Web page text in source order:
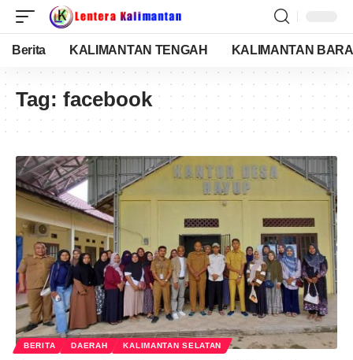
Berita KALIMANTAN TENGAH KALIMANTAN
Tag: facebook
BERITA DAERAH KALIMANTAN SELATAN